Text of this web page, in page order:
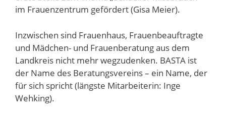
im Frauenzentrum gefördert (Gisa Meier).
Inzwischen sind Frauenhaus, Frauenbeauftragte
und Mädchen- und Frauenberatung aus dem
Landkreis nicht mehr wegzudenken. BASTA ist
der Name des Beratungsvereins – ein Name, der
für sich spricht (längste Mitarbeiterin: Inge
Wehking).